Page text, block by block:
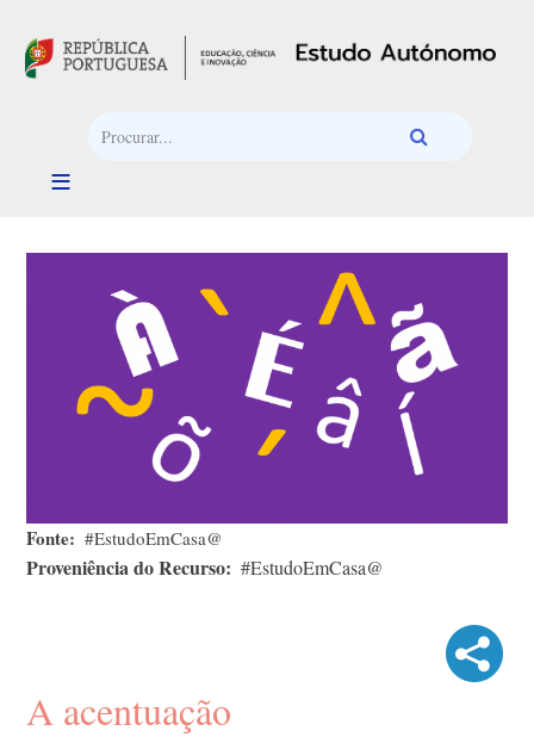
Fonte #EstudoEmCasa@
Proveniência do Recurso #EstudoEmCasa@
A acentuação